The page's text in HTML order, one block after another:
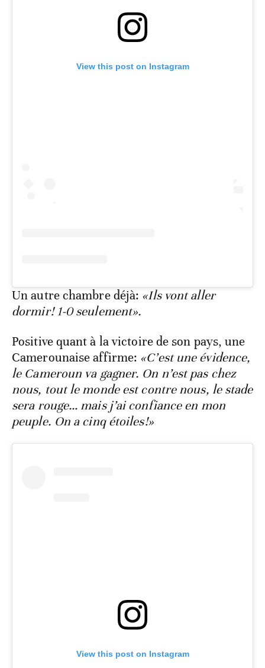
View this post on Instagram
Un autre chambre déjà: «Ils vont aller
dormir! 1-0 seulement».
Positive quant à la victoire de son pays, une
Camerounaise affirme: «C’est une évidence,
le Cameroun va gagner. On n’est pas chez
nous, tout le monde est contre nous, le stade
sera rouge… mais j’ai confiance en mon
peuple. On a cinq étoiles!»
View this post on Instagram